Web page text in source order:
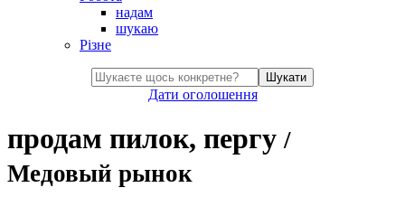
надам
шукаю
Різне
Шукати
Дати оголошення
продам пилок, пергу/
Медовый рынок